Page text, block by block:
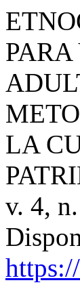
LA
v. 4,